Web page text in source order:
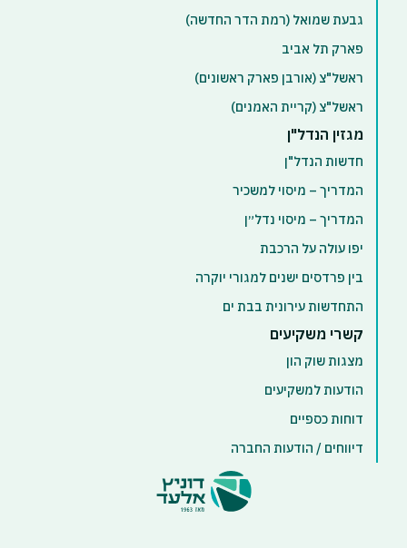
גבעת שמואל (רמת הדר החדשה)
פארק תל אביב
ראשל"צ (אורבן פארק ראשונים)
ראשל"צ (קריית האמנים)
מגזין הנדל"ן
חדשות הנדל"ן
המדריך – מיסוי למשכיר
המדריך – מיסוי נדל״ן
יפו עולה על הרכבת
בין פרדסים ישנים למגורי יוקרה
התחדשות עירונית בבת ים
קשרי משקיעים
מצגות שוק הון
הודעות למשקיעים
דוחות כספיים
דיווחים / הודעות החברה